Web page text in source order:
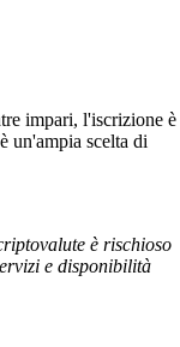
impari, l'iscrizione è
un'ampia scelta di
è rischioso
e disponibilità